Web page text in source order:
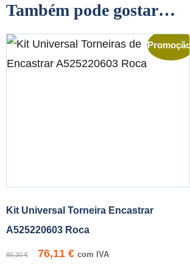
Também pode gostar…
Promoção!
Kit Universal Torneira Encastrar
A525220603 Roca
86,30€ 76,11 € com IVA